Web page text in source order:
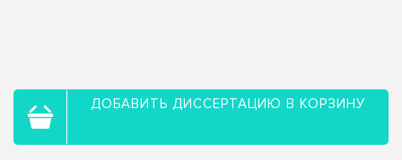
ДОБАВИТЬ ДИССЕРТАЦИЮ В КОРЗИНУ